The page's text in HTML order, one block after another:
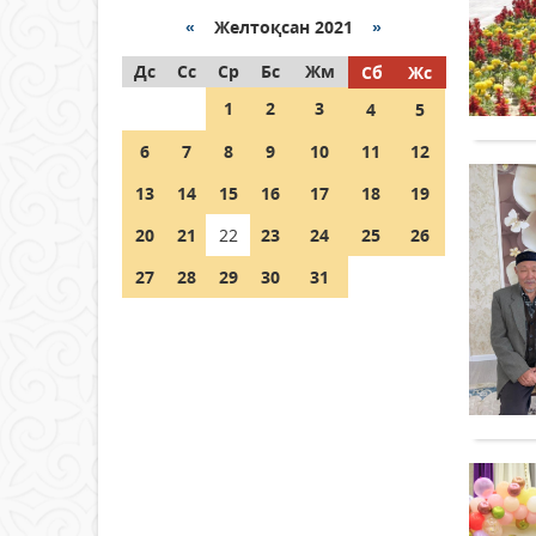
граждане Казахстана,
находящиеся за рубежом?
05 тамыз 2026 ж.
Шетелде жүрген Қазақстан
азаматтары қалай дауыс
бере алады?
05 тамыз 2026 ж.
« Желтоқсан 2021 »
Дс
Сс Ср Бс Жм Сб
Жс
1
2 3 4
5
6
7 8 9 10 11
12
13
14 15 16 17 18
19
20
21 22 23 24 25
26
27
28 29 30 31